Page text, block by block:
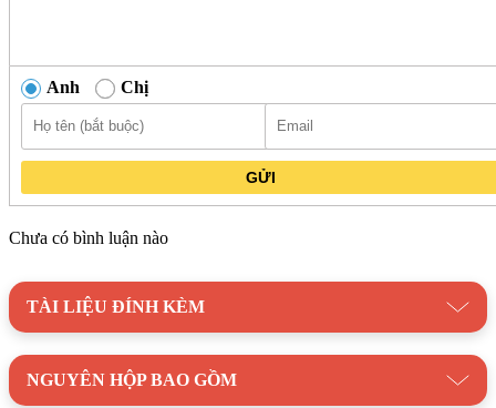
Vòi xả chính kết hợp tay sen đi kèm giúp mở rộng chức năng
sử dụng. Vòi xả phục vụ việc cấp nước nhanh vào bồn tắm,
Anh Chị
GỬI
Chưa có bình luận nào
TÀI LIỆU ĐÍNH KÈM
NGUYÊN HỘP BAO GỒM